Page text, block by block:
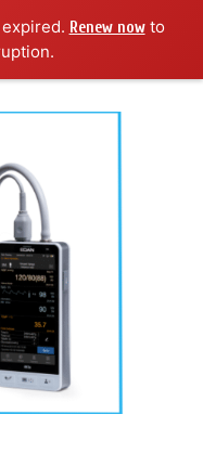
Renew nowto